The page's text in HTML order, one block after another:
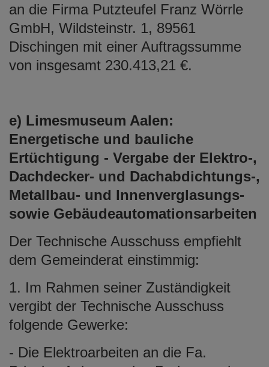
an die Firma Putzteufel Franz Wörrle
GmbH, Wildsteinstr. 1, 89561
Dischingen mit einer Auftragssumme
von insgesamt 230.413,21 €.
e) Limesmuseum Aalen:
Energetische und bauliche
Ertüchtigung - Vergabe der Elektro-,
Dachdecker- und Dachabdichtungs-,
Metallbau- und Innenverglasungs-
sowie Gebäudeautomationsarbeiten
Der Technische Ausschuss empfiehlt
dem Gemeinderat einstimmig:
1. Im Rahmen seiner Zuständigkeit
vergibt der Technische Ausschuss
folgende Gewerke:
- Die Elektroarbeiten an die Fa.